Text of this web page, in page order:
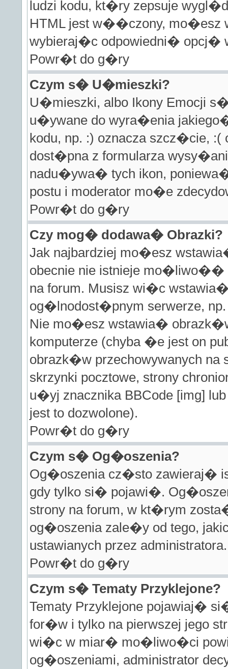
ludzi kodu, kt�ry zepsuje
HTML jest w��czony,
wybieraj�c odpowiedni� opcj�
Powr�t do g�ry
Czym s� U�mieszki?
U�mieszki, albo Ikony Emocji
u�ywane do wyra�enia
kodu, np. :) oznacza szcz�cie,
dost�pna z formularza
nadu�ywa� tych ikon,
postu i moderator mo�e
Powr�t do g�ry
Czy mog� dodawa� Obrazki?
Jak najbardziej mo�esz
obecnie nie istnieje
na forum. Musisz wi�c
og�lnodost�pnym serwerze, np.
Nie mo�esz wstawia�
komputerze (chyba �e jest on
obrazk�w przechowywanych na
skrzynki pocztowe, strony
u�yj znacznika BBCode [img]
jest to dozwolone).
Powr�t do g�ry
Czym s� Og�oszenia?
Og�oszenia cz�sto zawieraj�
gdy tylko si� pojawi�.
strony na forum, w kt�rym
og�oszenia zale�y od tego,
ustawianych przez administratora.
Powr�t do g�ry
Czym s� Tematy Przyklejone?
Tematy Przyklejone pojawiaj�
for�w i tylko na pierwszej jego
wi�c w miar� mo�liwo�ci
og�oszeniami, administrator